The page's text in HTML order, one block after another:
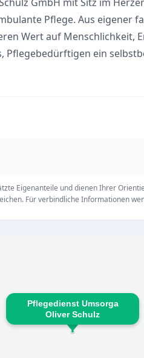
Pflege. Aus eigener
Wert auf Menschlichkeit,
Pflegebedürftigen ein
Bedürfnissen stets im
die kontinuierliche
und einer
Pflegesituationen an. Für
Eigenanteile und dienen Ihrer
Für verbindliche Informationen
Pflegedienst Umsorga
Oliver Schulz